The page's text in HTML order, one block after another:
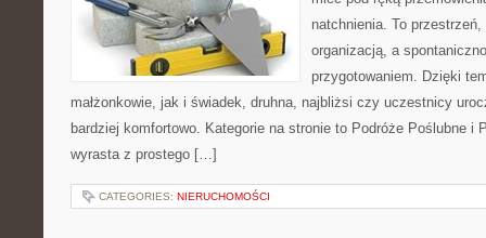
natchnienia. To
organizacją, a
przygotowaniem. Dzięki
małżonkowie, jak i świadek, druhna, najbliżsi czy uczestnicy
bardziej komfortowo. Kategorie na stronie to Podróże Poślubne i
wyrasta z prostego […]
CATEGORIES: NIERUCHOMOŚCI